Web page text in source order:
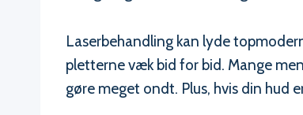
Laserbehandling kan lyde
pletterne væk bid for bid. Mange
gøre meget ondt. Plus, hvis din hud